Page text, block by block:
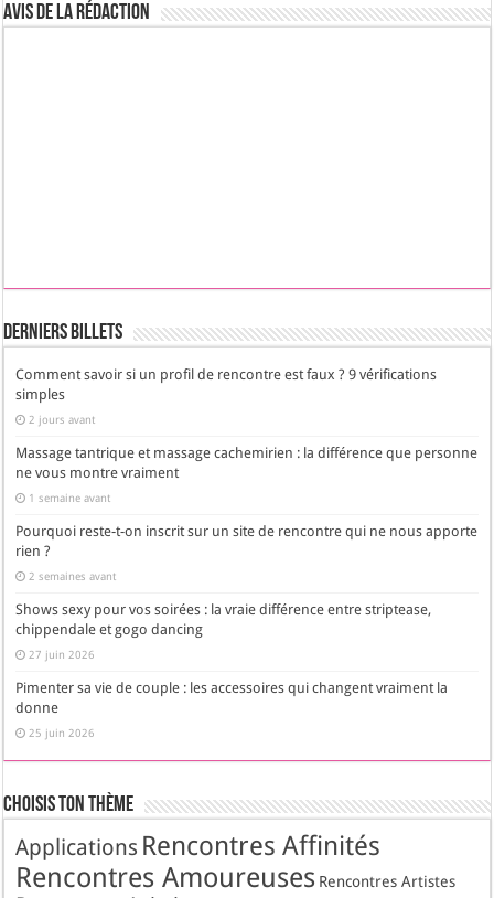
Avis de la rédaction
Derniers Billets
Comment savoir si un profil de rencontre est faux ? 9 vérifications
simples
2 jours avant
Massage tantrique et massage cachemirien : la différence que personne
ne vous montre vraiment
1 semaine avant
Pourquoi reste-t-on inscrit sur un site de rencontre qui ne nous apporte
rien ?
2 semaines avant
Shows sexy pour vos soirées : la vraie différence entre striptease,
chippendale et gogo dancing
27 juin 2026
Pimenter sa vie de couple : les accessoires qui changent vraiment la
donne
25 juin 2026
Choisis Ton Thème
Applications Rencontres Affinités
Rencontres Amoureuses Rencontres Artistes